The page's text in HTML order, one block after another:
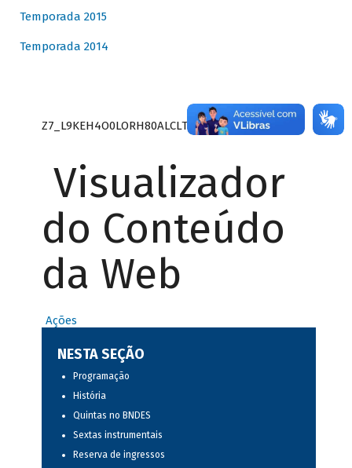
Temporada 2015
Temporada 2014
Z7_L9KEH4O0LORH80ALCLTPF80S27
Visualizador
do Conteúdo
da Web
Ações
NESTA SEÇÃO
Programação
História
Quintas no BNDES
Sextas instrumentais
Reserva de ingressos